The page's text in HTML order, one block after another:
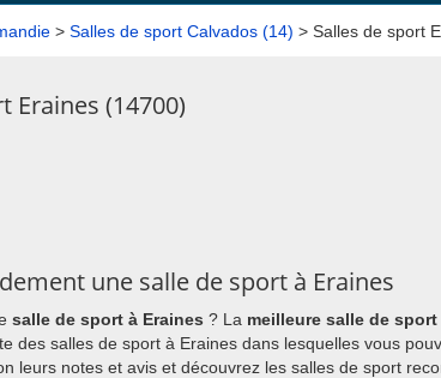
> Salles de sport Calvados (14) > Salles de sport
Eraines (14700)
une salle de sport à Eraines
salle de sport à Eraines ? La meilleure salle de sport
des salles de sport à Eraines dans lesquelles vous
leurs notes et avis et découvrez les salles de sport